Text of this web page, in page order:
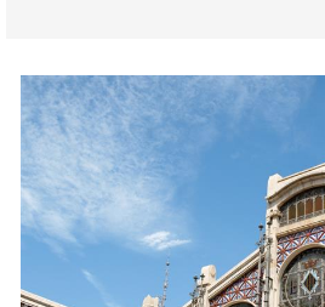
Essen & Restaurants
Lokale
Museen & Kunst